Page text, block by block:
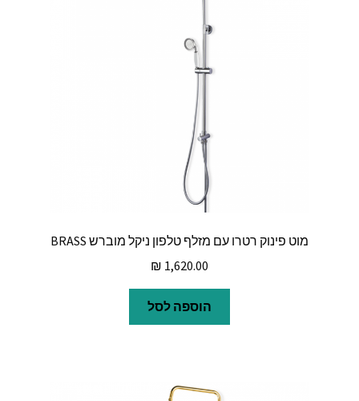
מוט פינוק רטרו עם מזלף טלפון ניקל מוברש BRASS
₪ 1,620.00
הוספה לסל